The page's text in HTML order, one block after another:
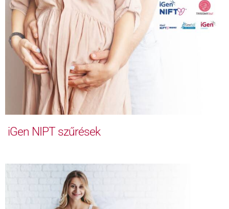
iGen NIPT szűrések